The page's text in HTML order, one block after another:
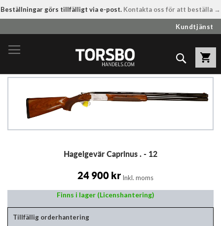
Beställningar görs tillfälligt via e-post. Kontakta oss för att beställa →
till
innehållet
Kundtjänst
Sök
bildgalleriet
Hagelgevär Caprinus . - 12
24 900 kr Inkl. moms
Finns i lager (Licenshantering)
Tillfällig orderhantering